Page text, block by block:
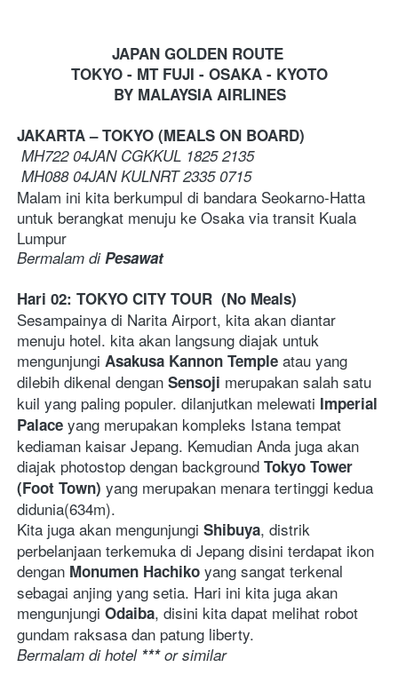
JAPAN GOLDEN ROUTE
TOKYO - MT FUJI - OSAKA - KYOTO
BY MALAYSIA AIRLINES
JAKARTA – TOKYO (MEALS ON BOARD)
MH088 04JAN KULNRT 2335 0715
Malam ini kita berkumpul di bandara Seokarno-Hatta
untuk berangkat menuju ke Osaka via transit Kuala
Lumpur
Bermalam di Pesawat
Hari 02: TOKYO CITY TOUR  (No Meals)
Sesampainya di Narita Airport, kita akan diantar
menuju hotel. kita akan langsung diajak untuk
mengunjungi Asakusa Kannon Temple atau yang
dilebih dikenal dengan Sensoji merupakan salah satu
kuil yang paling populer. dilanjutkan melewati Imperial
Palace yang merupakan kompleks Istana tempat
kediaman kaisar Jepang. Kemudian Anda juga akan
diajak photostop dengan background Tokyo Tower
(Foot Town) yang merupakan menara tertinggi kedua
didunia(634m).
Kita juga akan mengunjungi Shibuya, distrik
perbelanjaan terkemuka di Jepang disini terdapat ikon
dengan Monumen Hachiko yang sangat terkenal
sebagai anjing yang setia. Hari ini kita juga akan
mengunjungi Odaiba, disini kita dapat melihat robot
gundam raksasa dan patung liberty.
Bermalam di hotel *** or similar